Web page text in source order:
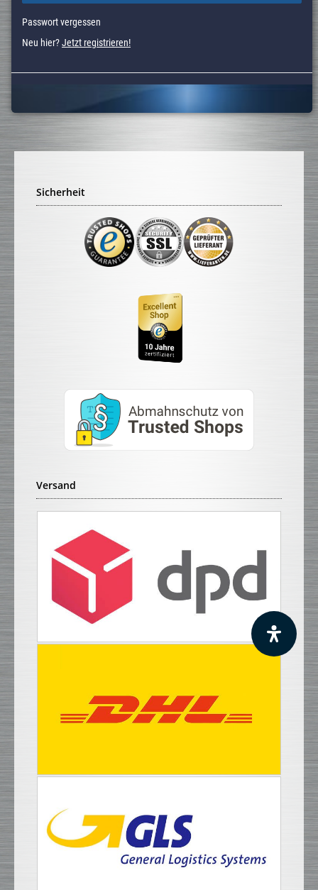
Passwort vergessen
Neu hier?Jetzt registrieren!
Sicherheit
Versand